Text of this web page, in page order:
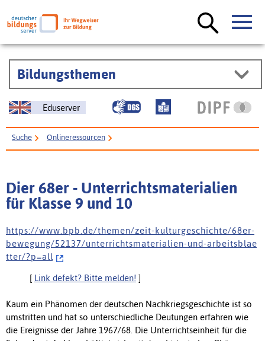
Bildungsthemen
Eduserver
Suche Onlineressourcen
Dier 68er - Unterrichtsmaterialien
für Klasse 9 und 10
h t t p s : / / w w w . b p b . d e / t h e m e n / z e i t - k u l t u r g e s c h i c h t e / 6 8 e r -
b e w e g u n g / 5 2 1 3 7 / u n t e r r i c h t s m a t e r i a l i e n - u n d - a r b e i t s b l a e
t t e r / ? p = a l l
[ Link defekt? Bitte melden! ]
Kaum ein Phänomen der deutschen Nachkriegsgeschichte ist so
umstritten und hat so unterschiedliche Deutungen erfahren wie
die Ereignisse der Jahre 1967/68. Die Unterrichtseinheit für die